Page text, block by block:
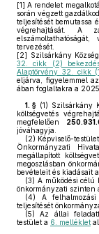
[1] A rendelet
során végzett
teljesítését bemutassa
végrehajtását. A
tervezését.
[2] Szilsárkány
32. cikk (2)
Alaptörvény 32. cikk
eljárva, figyelemmel
ában foglaltakra a
1. § (1) Szilsárkány
költségvetés
megfelelően
jóváhagyja.
(2) Képviselő-
Önkormányzati
megállapított
megoszlásban
bevételeit és kiadásait
(3) A működési célú
önkormányzati szinten
(4) A
teljesítését
(5) Az állai
testület a 6. melléklet